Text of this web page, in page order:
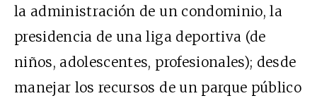
la administración de un condominio, la
presidencia de una liga deportiva (de
niños, adolescentes, profesionales); desde
manejar los recursos de un parque público